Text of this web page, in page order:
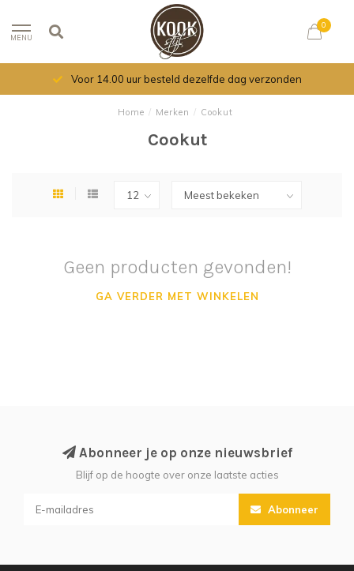
MENU
0
Voor 14.00 uur besteld dezelfde dag verzonden
Home / Merken / Cookut
Cookut
Geen producten gevonden!
GA VERDER MET WINKELEN
Abonneer je op onze nieuwsbrief
Blijf op de hoogte over onze laatste acties
Abonneer